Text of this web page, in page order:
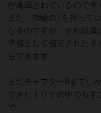
が達成されているので全
また、指輪の1を持って
なるのですが、それ以降
準備として指定されたキ
もできます。
まだチャプター8までし
できたトリテの中でもす
で、